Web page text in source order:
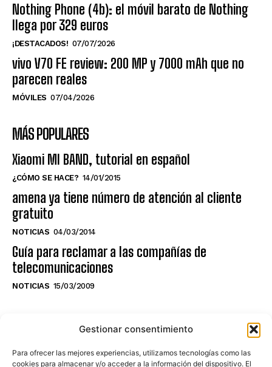
Gestionar consentimiento
Para ofrecer las mejores experiencias, utilizamos tecnologías como las
cookies para almacenar y/o acceder a la información del dispositivo. El
Nothing Phone (4b): el móvil barato de Nothing
llega por 329 euros
¡DESTACADOS! 07/07/2026
vivo V70 FE review: 200 MP y 7000 mAh que no
parecen reales
MÓVILES 07/04/2026
MÁS POPULARES
Xiaomi MI BAND, tutorial en español
¿CÓMO SE HACE? 14/01/2015
amena ya tiene número de atención al cliente
gratuito
NOTICIAS 04/03/2014
Guía para reclamar a las compañías de
telecomunicaciones
NOTICIAS 15/03/2009
NO TE PIERDAS LO ÚLTIMO DEL CANAL